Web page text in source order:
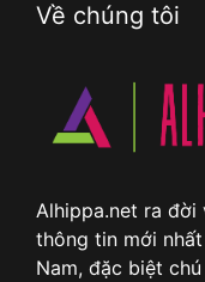
Về chúng tôi
Alhippa.net ra đời
thông tin mới
Nam, đặc biệt